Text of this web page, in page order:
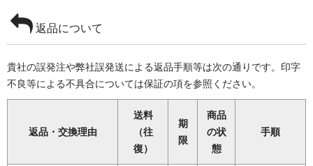
返品について
貴社の誤発注や弊社誤発送による返品手順等は次の通りです。印字
不良等による不具合については保証の項を参照ください。
返品・交換理由
送料
（往
復）
期
限
商品
の状
態
手順